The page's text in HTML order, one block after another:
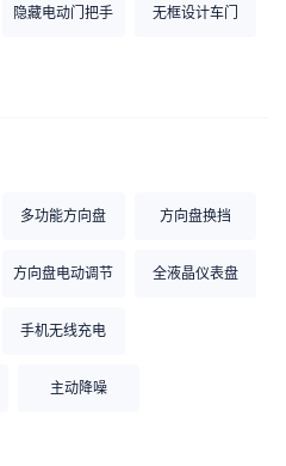
隐藏电动门把手 无框设计车门
多功能方向盘 方向盘换挡
方向盘电动调节 全液晶仪表盘
手机无线充电
主动降噪